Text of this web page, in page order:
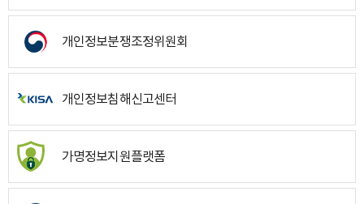
개인정보분쟁조정위원회
개인정보침해신고센터
가명정보지원플랫폼